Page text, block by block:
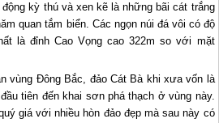
kỳ thú và xen kẽ là những bãi cát trắng
quan tắm biển. Các ngọn núi đá vôi có độ
là đỉnh Cao Vọng cao 322m so với mặt
vùng Ðông Bắc, đảo Cát Bà khi xưa vốn là
tiên đến khai sơn phá thạch ở vùng này.
giá với nhiều hòn đảo đẹp mà sau này có